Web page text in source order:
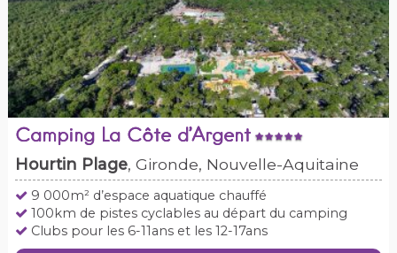
Camping La Côte d’Argent
Hourtin Plage, Gironde, Nouvelle-Aquitaine
9 000m² d’espace aquatique chauffé
100km de pistes cyclables au départ du camping
Clubs pour les 6-11ans et les 12-17ans